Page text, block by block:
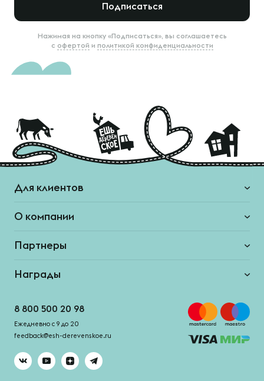
Подписаться
Нажимая на кнопку «Подписаться», вы соглашаетесь
с офертой и политикой конфиденциальности
Для клиентов
О компании
Партнеры
Награды
8 800 500 20 98
Ежедневно с 9 до 20
feedback@esh-derevenskoe.ru